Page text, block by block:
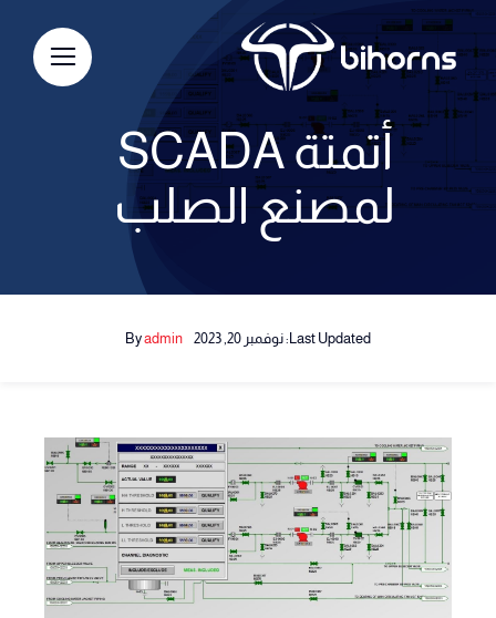
Skip
to
content
أتمتة SCADA
لمصنع الصلب
Last Updated: نوفمبر 20, 2023 Byadmin